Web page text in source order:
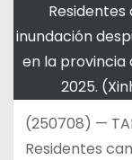
inundación
en la provincia
2025.
(250708) —
Residentes